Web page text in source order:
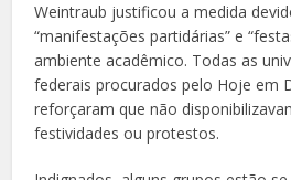
Weintraub justificou a medida
“manifestações partidárias” e
ambiente acadêmico. Todas as
federais procurados pelo Hoje em
reforçaram que não
festividades ou protestos.